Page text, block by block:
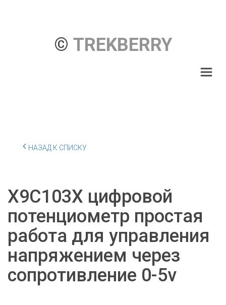
© TREKBERRY
НАЗАД К СПИСКУ
X9C103X цифровой
потенциометр простая
работа для управления
напряжением через
сопротивление 0-5v